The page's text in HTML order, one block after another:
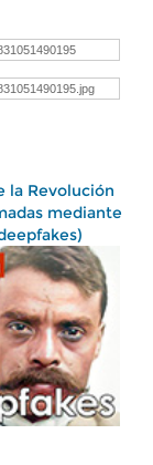
la Revolución
mediante